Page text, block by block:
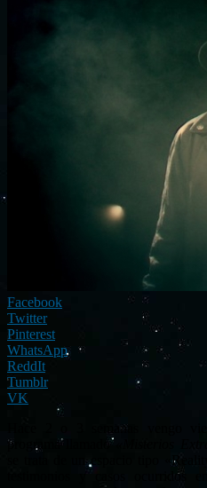
Facebook
Twitter
Pinterest
WhatsApp
ReddIt
Tumblr
VK
Hace 2 o 3 semanas vengo
programa llamado
«Misterios
se trata de un espacio tipo
testimonios y casos ocurridos